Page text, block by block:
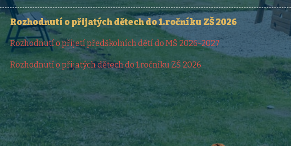
Rozhodnutí o přijatých dětech do 1.ročníku ZŠ 2026
Rozhodnutí o přijetí předškolních dětí do MŠ 2026-2027
Rozhodnutí o přijatých dětech do 1.ročníku ZŠ 2026